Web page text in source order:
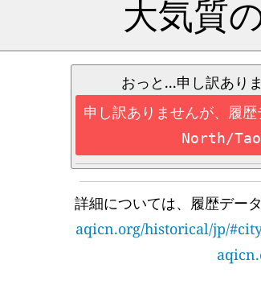
大気質
おっと...申し訳あり
申し訳ありませんが、履
North/
詳細については、履歴デー
aqicn.org/historical/jp/